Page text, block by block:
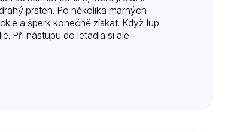
prsten. Po několika marných
a šperk konečně získat. Když lup
Při nástupu do letadla si ale